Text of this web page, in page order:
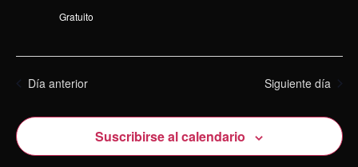
Gratuito
Día anterior Siguiente día
Suscribirse al calendario